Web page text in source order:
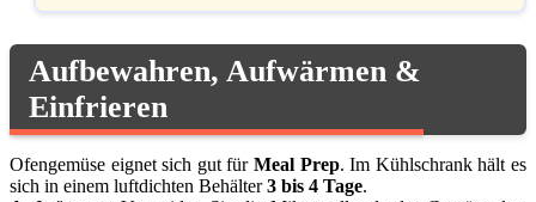
Aufbewahren, Aufwärmen &
Einfrieren
Ofengemüse eignet sich gut für Meal Prep. Im Kühlschrank hält es
sich in einem luftdichten Behälter3 bis 4 Tage.